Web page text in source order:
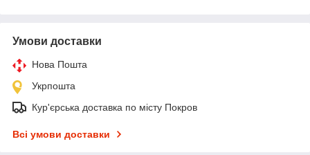
Умови доставки
Нова Пошта
Укрпошта
Кур'єрська доставка по місту Покров
Всі умови доставки